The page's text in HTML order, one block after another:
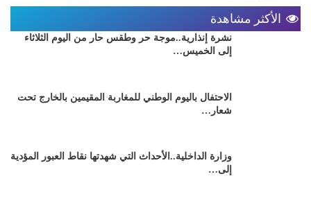
الأكثر مشاهدة
نشرة إنذارية..موجة حر وطقس حار من اليوم الثلاثاء
إلى الخميس…
الاحتفال باليوم الوطني للمغاربة المقيمين بالخارج تحت
شعار…
وزارة الداخلية..الأحداث التي شهدتها نقاط العبور المؤدية
إلى…